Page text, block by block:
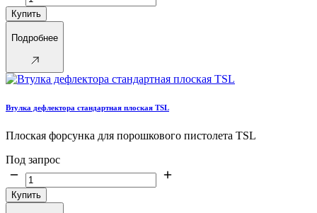
Купить
Подробнее
Втулка дефлектора стандартная плоская TSL
Плоская форсунка для порошкового пистолета TSL
Под запрос
Купить